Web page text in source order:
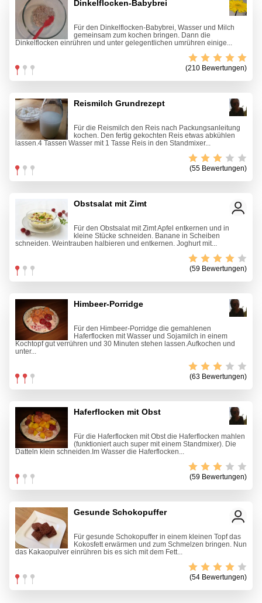
Dinkelflocken-Babybrei
Für den Dinkelflocken-Babybrei, Wasser und Milch
gemeinsam zum kochen bringen. Dann die
Dinkelflocken einrühren und unter gelegentlichen umrühren einige...
(210 Bewertungen)
Reismilch Grundrezept
Für die Reismilch den Reis nach Packungsanleitung
kochen. Den fertig gekochten Reis etwas abkühlen
lassen.4 Tassen Wasser mit 1 Tasse Reis in den Standmixer...
(55 Bewertungen)
Obstsalat mit Zimt
Für den Obstsalat mit Zimt Apfel entkernen und in
kleine Stücke schneiden. Banane in Scheiben
schneiden. Weintrauben halbieren und entkernen. Joghurt mit...
(59 Bewertungen)
Himbeer-Porridge
Für den Himbeer-Porridge die gemahlenen
Haferflocken mit Wasser und Sojamilch in einem
Kochtopf gut verrühren und 30 Minuten stehen lassen.Aufkochen und
unter...
(63 Bewertungen)
Haferflocken mit Obst
Für die Haferflocken mit Obst die Haferflocken mahlen
(funktioniert auch super mit einem Standmixer). Die
Datteln klein schneiden.Im Wasser die Haferflocken...
(59 Bewertungen)
Gesunde Schokopuffer
Für gesunde Schokopuffer in einem kleinen Topf das
Kokosfett erwärmen und zum Schmelzen bringen. Nun
das Kakaopulver einrühren bis es sich mit dem Fett...
(54 Bewertungen)